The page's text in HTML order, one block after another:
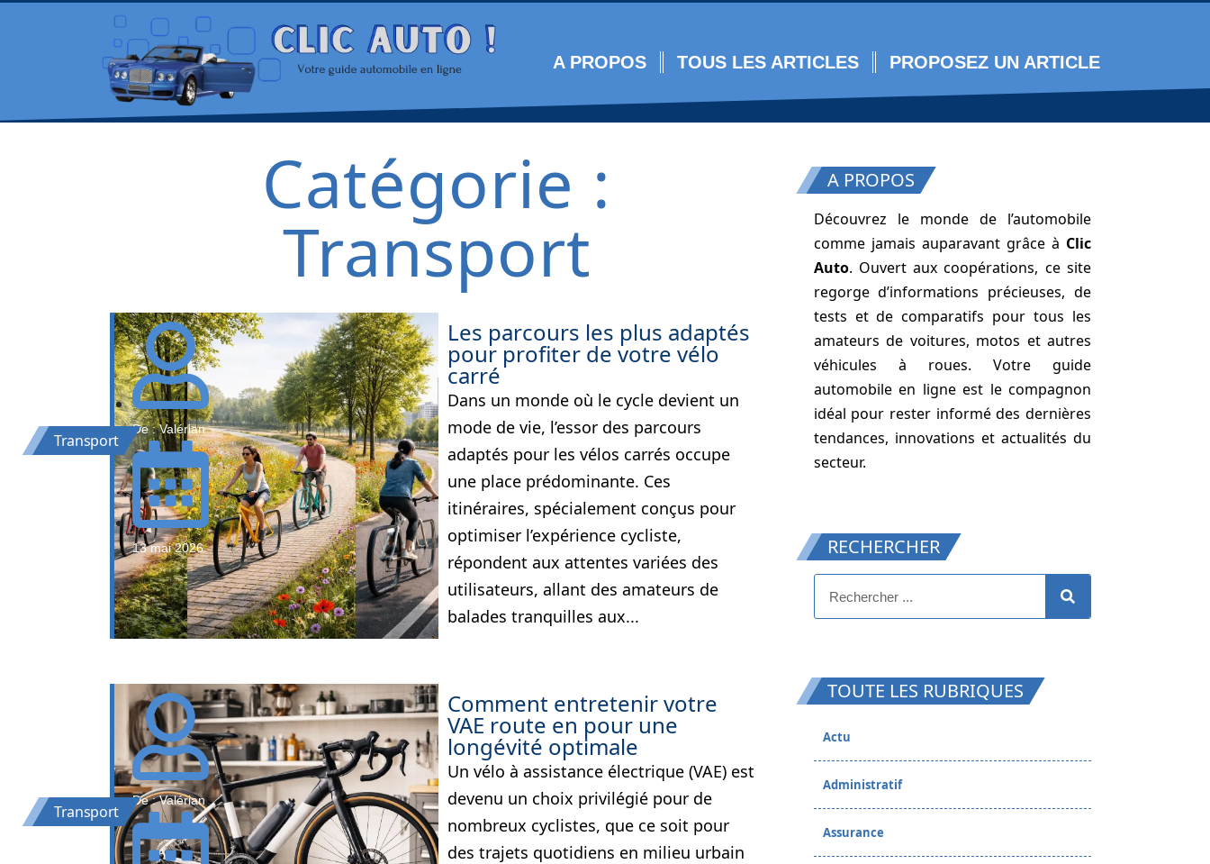
A PROPOS TOUS LES ARTICLES PROPOSEZ UN ARTICLE
Catégorie :
Transport
Transport
De : Valérian
13 mai 2026
Les parcours les plus adaptés
pour profiter de votre vélo
carré
Dans un monde où le cycle devient un
mode de vie, l’essor des parcours
adaptés pour les vélos carrés occupe
une place prédominante. Ces
itinéraires, spécialement conçus pour
optimiser l’expérience cycliste,
répondent aux attentes variées des
utilisateurs, allant des amateurs de
balades tranquilles aux...
Transport
De : Valérian
Comment entretenir votre
VAE route en pour une
longévité optimale
Un vélo à assistance électrique (VAE) est
devenu un choix privilégié pour de
nombreux cyclistes, que ce soit pour
des trajets quotidiens en milieu urbain
A PROPOS
Découvrez le monde de l’automobile
comme jamais auparavant grâce à Clic
Auto. Ouvert aux coopérations, ce site
regorge d’informations précieuses, de
tests et de comparatifs pour tous les
amateurs de voitures, motos et autres
véhicules à roues. Votre guide
automobile en ligne est le compagnon
idéal pour rester informé des dernières
tendances, innovations et actualités du
secteur.
RECHERCHER
TOUTE LES RUBRIQUES
Actu
Administratif
Assurance